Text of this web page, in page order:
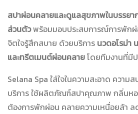
สปาผ่อนคลายและดูแลสุขภาพในบรรยา
ส่วนตัวพร้อมมอบประสบการณ์การพักผ่
จิตใจรู้สึกสบาย ด้วยบริการ นวดอโรม่า
และทรีตเมนต์ผ่อนคลายโดยทีมงานที่มี
Selana Spa ใส่ใจในความสะอาด ควา
บริการ ใช้ผลิตภัณฑ์สปาคุณภาพ กลิ่นหอ
ต้องการพักผ่อน คลายความเหนื่อยล้า ล